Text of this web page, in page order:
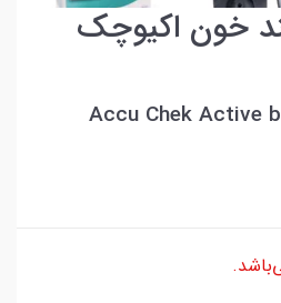
خون اکیوچک
Accu Chek Active